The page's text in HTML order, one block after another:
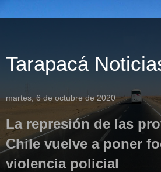
Tarapacá
martes, 6 de octubre de 2020
La represión de las
Chile vuelve a poner
violencia policial